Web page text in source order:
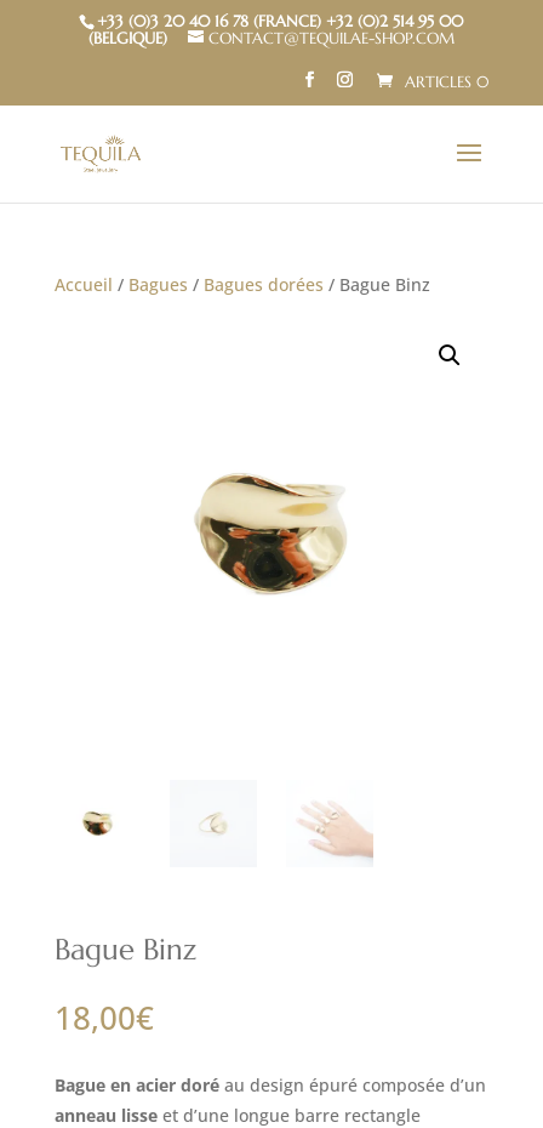
+33 (0)3 20 40 16 78 (FRANCE) +32 (0)2 514 95 00
(BELGIQUE)
CONTACT@TEQUILAE-SHOP.COM
ARTICLES 0
Accueil / Bagues / Bagues dorées / Bague Binz
Bague Binz
18,00€
Bague en acier doréau design épuré composée d’un
anneau lisseet d’une longue barre rectangle